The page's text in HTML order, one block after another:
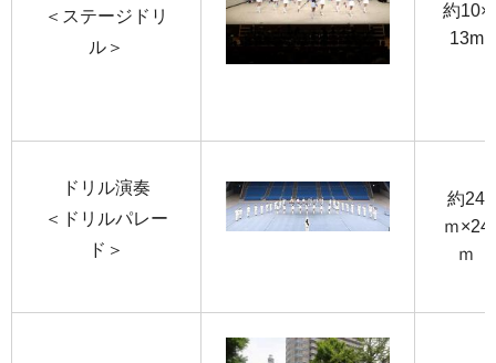
＜ステージドリ
ル＞
約10×
13m
ドリル演奏
＜ドリルパレー
ド＞
約24
ｍ×24
ｍ